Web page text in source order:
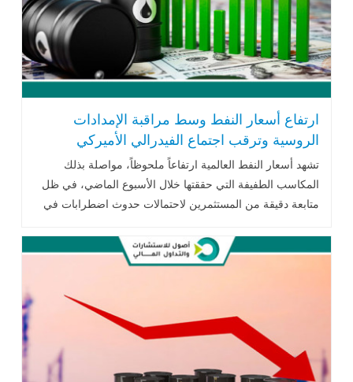
ارتفاع أسعار النفط وسط مراقبة الإمدادات
الروسية وترقب اجتماع الفيدرالي الأميركي
تشهد أسعار النفط العالمية ارتفاعاً ملحوظاً، مواصلة بذلك
المكاسب الطفيفة التي حققتها خلال الأسبوع الماضي، في ظل
متابعة دقيقة من المستثمرين لاحتمالات حدوث اضطرابات في